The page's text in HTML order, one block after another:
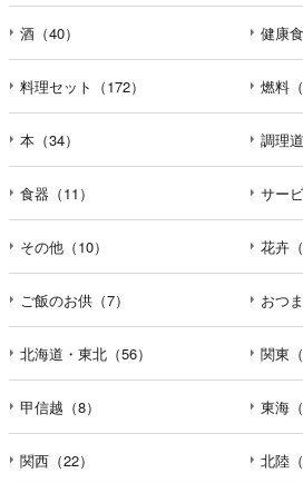
酒（40） 健康
料理セット（172） 燃料（
本（34） 調理
食器（11） サー
その他（10） 花卉
ご飯のお供（7） おつ
北海道・東北（56） 関東（
甲信越（8） 東海（
関西（22） 北陸（